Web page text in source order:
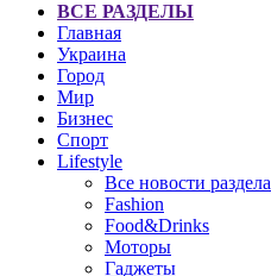
ВСЕ РАЗДЕЛЫ
Главная
Украина
Город
Мир
Бизнес
Спорт
Lifestyle
Все новости раздела
Fashion
Food&Drinks
Моторы
Гаджеты